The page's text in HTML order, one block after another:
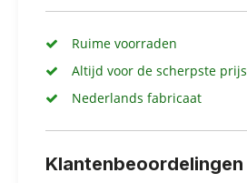
Ruime voorraden
Altijd voor de scherpste prijs
Nederlands fabricaat
Klantenbeoordelingen